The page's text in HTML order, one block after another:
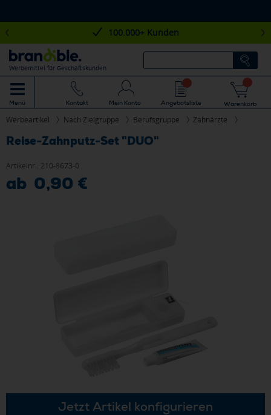
100.000+ Kunden
Werbemittel für Geschäftskunden
Menü Kontakt Mein Konto Angebotsliste Warenkorb
Werbeartikel Nach Zielgruppe Berufsgruppe Zahnärzte
Reise-Zahnputz-Set "DUO"
Artikelnr.: 210-8673-0
ab 0,90 €
Jetzt Artikel konfigurieren